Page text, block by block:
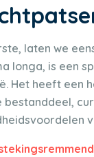
laten we
longa, is een
Het heeft een
bestanddeel,